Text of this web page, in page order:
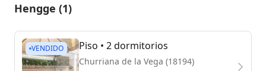
Hengge (1)
VENDIDO Piso • 2 dormitorios
Churriana de la Vega (18194)